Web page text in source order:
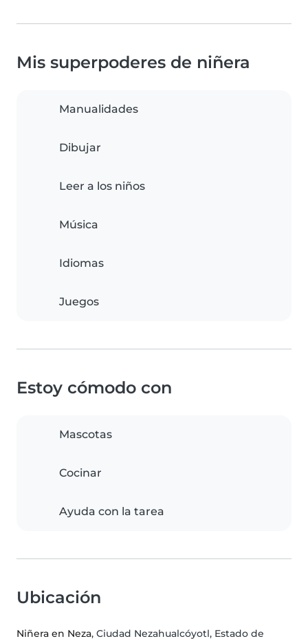
Mis superpoderes de niñera
Manualidades
Dibujar
Leer a los niños
Música
Idiomas
Juegos
Estoy cómodo con
Mascotas
Cocinar
Ayuda con la tarea
Ubicación
Niñera en Neza, Ciudad Nezahualcóyotl, Estado de